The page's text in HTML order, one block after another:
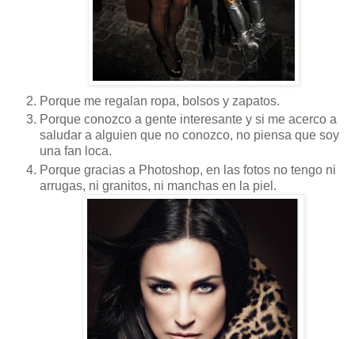
Porque me regalan ropa, bolsos y zapatos.
Porque conozco a gente interesante y si me acerco a
saludar a alguien que no conozco, no piensa que soy
una fan loca.
Porque gracias a Photoshop, en las fotos no tengo ni
arrugas, ni granitos, ni manchas en la piel.